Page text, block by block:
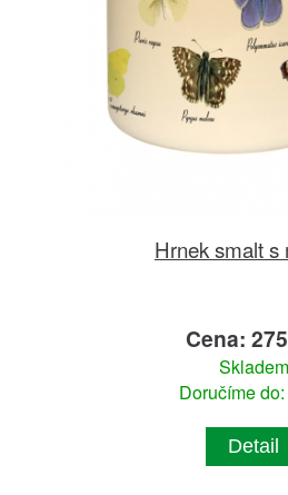
Hrnek smalt s
Cena:
Skladem
Doručíme
Detail